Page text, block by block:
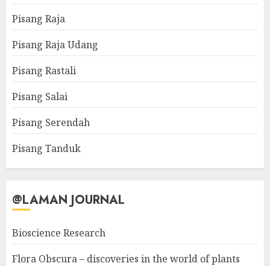
Pisang Raja
Pisang Raja Udang
Pisang Rastali
Pisang Salai
Pisang Serendah
Pisang Tanduk
@LAMAN JOURNAL
Bioscience Research
Flora Obscura – discoveries in the world of plants